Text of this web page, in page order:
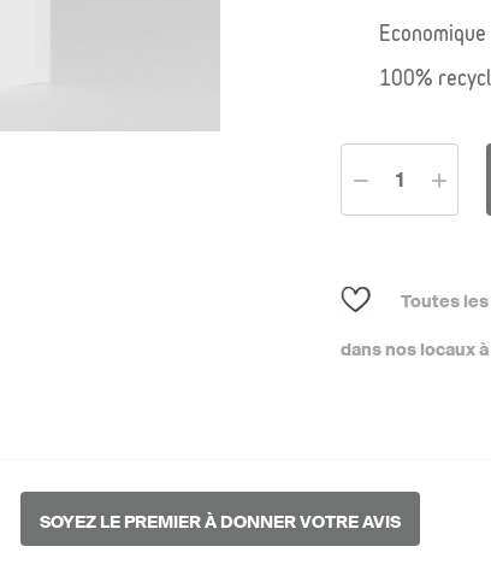
Economique
100%
Toutes
dans nos locaux
SOYEZ LE PREMIER À DONNER VOTRE AVIS